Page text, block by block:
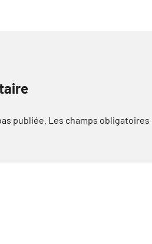
publiée. Les champs